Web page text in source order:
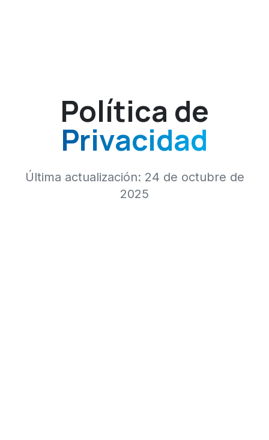
Política de
Privacidad
Última actualización: 24 de octubre de
2025